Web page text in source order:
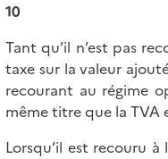
10
Tant qu’il n’est pas
taxe sur la valeur
recourant au régime
même titre que la TVA
Lorsqu’il est recouru